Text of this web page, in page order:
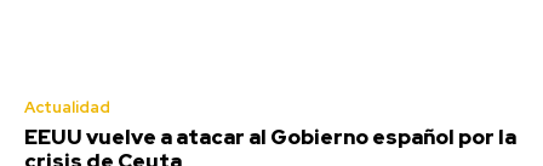
Actualidad
EEUU vuelve a atacar al Gobierno español por la
crisis de Ceuta